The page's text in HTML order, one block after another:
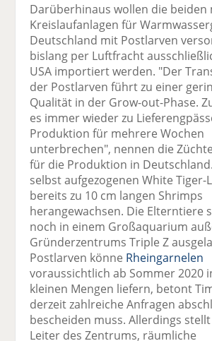
Darüberhinaus wollen die
Kreislaufanlagen für
Deutschland mit Postlarven
bislang per Luftfracht
USA importiert werden. "Der
der Postlarven führt zu einer
Qualität in der Grow-out-Phase.
es immer wieder zu
Produktion für mehrere Wochen
unterbrechen", nennen die
für die Produktion in
selbst aufgezogenen White Tiger-
bereits zu 10 cm langen Shrimps
herangewachsen. Die Elterntiere
noch in einem Großaquarium
Gründerzentrums Triple Z
Postlarven könne Rheingarnelen
voraussichtlich ab Sommer 2020
kleinen Mengen liefern, betont
derzeit zahlreiche Anfragen
bescheiden muss. Allerdings
Leiter des Zentrums, räumliche